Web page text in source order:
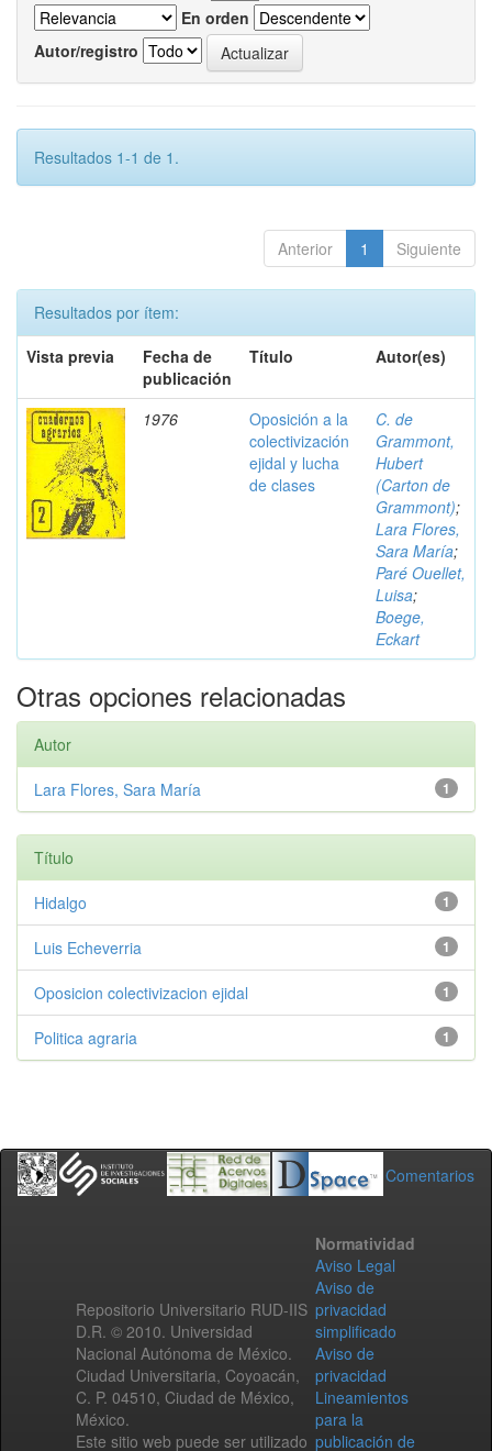
En orden
Autor/registro
Resultados 1-1 de 1.
Anterior 1 Siguiente
Resultados por ítem:
Vista previa
Fecha de
publicación
Título Autor(es)
1976
Oposición a la
colectivización
ejidal y lucha
de clases
C. de
Grammont,
Hubert
(Carton de
Grammont);
Lara Flores,
Sara María;
Paré Ouellet,
Luisa;
Boege,
Eckart
Otras opciones relacionadas
Autor
1
Lara Flores, Sara María
Título
1
Hidalgo
1
Luis Echeverria
1
Oposicion colectivizacion ejidal
1
Politica agraria
Comentarios
Repositorio Universitario RUD-IIS
D.R. © 2010. Universidad
Nacional Autónoma de México.
Ciudad Universitaria, Coyoacán,
C. P. 04510, Ciudad de México,
México.
Este sitio web puede ser utilizado
Normatividad
Aviso Legal
Aviso de
privacidad
simplificado
Aviso de
privacidad
Lineamientos
para la
publicación de